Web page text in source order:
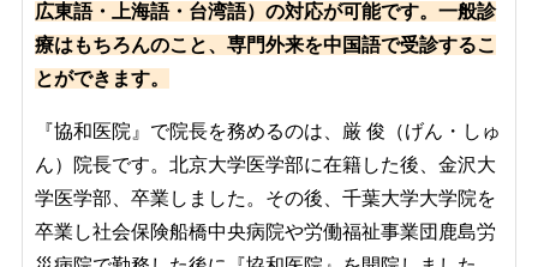
広東語・上海語・台湾語）の対応が可能です。一般診
療はもちろんのこと、専門外来を中国語で受診するこ
とができます。
『協和医院』で院長を務めるのは、 厳 俊（げん・しゅ
ん）院長です。北京大学医学部に在籍した後、金沢大
学医学部、卒業しました。その後、千葉大学大学院を
卒業し社会保険船橋中央病院や労働福祉事業団鹿島労